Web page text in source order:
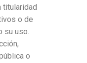
titularidad
o de
su uso.
o